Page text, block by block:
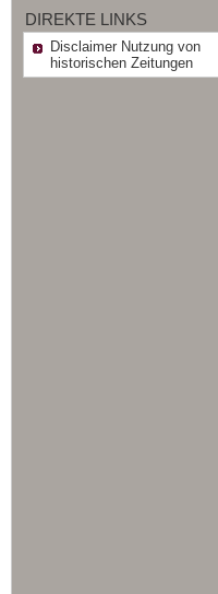
DIREKTE LINKS
Disclaimer Nutzung von
historischen Zeitungen